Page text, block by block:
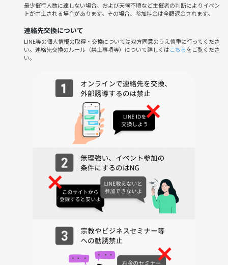
最少催行人数に達しない場合、および天候不順など主催者の判断によりイベン
トが中止される場合があります。その場合、参加料金は全額返金されます。
連絡先交換について
LINE等の個人情報の取得・交換については双方同意のうえ慎重に行ってくださ
い。連絡先交換のルール（禁止事項等）について詳しくはこちらをご覧くださ
い。